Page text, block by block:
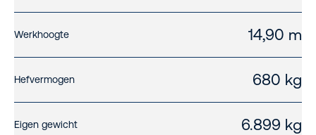
Werkhoogte 14,90 m
Hefvermogen 680 kg
Eigen gewicht 6.899 kg